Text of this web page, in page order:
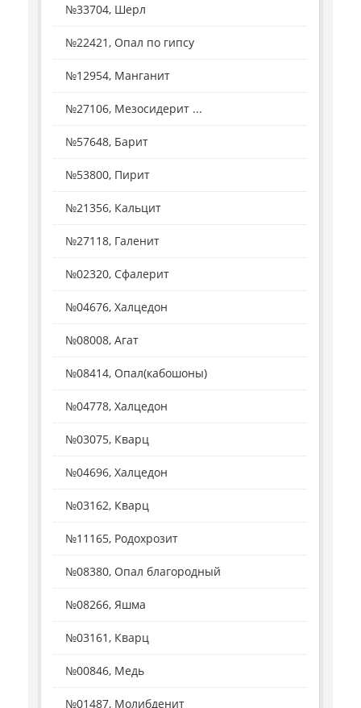
№33704, Шерл
№22421, Опал по гипсу
№12954, Манганит
№27106, Мезосидерит ...
№57648, Барит
№53800, Пирит
№21356, Кальцит
№27118, Галенит
№02320, Сфалерит
№04676, Халцедон
№08008, Агат
№08414, Опал(кабошоны)
№04778, Халцедон
№03075, Кварц
№04696, Халцедон
№03162, Кварц
№11165, Родохрозит
№08380, Опал благородный
№08266, Яшма
№03161, Кварц
№00846, Медь
№01487, Молибденит